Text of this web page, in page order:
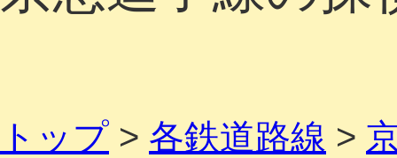
トップ > 各鉄道路線 >